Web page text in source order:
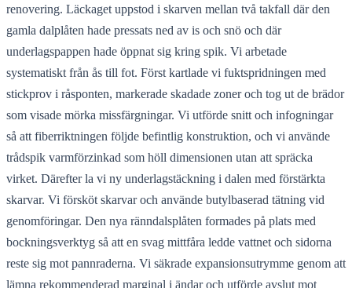
renovering. Läckaget uppstod i skarven mellan två takfall där den
gamla dalplåten hade pressats ned av is och snö och där
underlagspappen hade öppnat sig kring spik. Vi arbetade
systematiskt från ås till fot. Först kartlade vi fuktspridningen med
stickprov i råsponten, markerade skadade zoner och tog ut de brädor
som visade mörka missfärgningar. Vi utförde snitt och infogningar
så att fiberriktningen följde befintlig konstruktion, och vi använde
trådspik varmförzinkad som höll dimensionen utan att spräcka
virket. Därefter la vi ny underlagstäckning i dalen med förstärkta
skarvar. Vi försköt skarvar och använde butylbaserad tätning vid
genomföringar. Den nya ränndalsplåten formades på plats med
bockningsverktyg så att en svag mittfåra ledde vattnet och sidorna
reste sig mot pannraderna. Vi säkrade expansionsutrymme genom att
lämna rekommenderad marginal i ändar och utförde avslut mot